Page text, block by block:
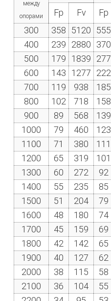
между
опорами
Fp
Fv Fp
300
358 5120 555
400
239 2880 370
500
179 1839 277
600
143 1277 222
700
119 938 185
800
102 718 158
900
89 568 139
1000
79 460 123
1100
71 380 111
1200
65 319 101
1300
60 272 92
1400
55 235 85
1500
51 204 79
1600
48 180 74
1700
45 159 69
1800
42 142 65
1900
40 127 62
2000
38 115 58
2100
36 104 55